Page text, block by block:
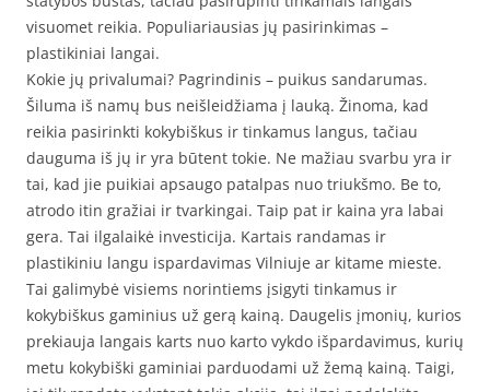
visuomet reikia. Populiariausias jų pasirinkimas –
plastikiniai langai.
Kokie jų privalumai? Pagrindinis – puikus sandarumas.
Šiluma iš namų bus neišleidžiama į lauką. Žinoma, kad
reikia pasirinkti kokybiškus ir tinkamus langus, tačiau
dauguma iš jų ir yra būtent tokie. Ne mažiau svarbu yra ir
tai, kad jie puikiai apsaugo patalpas nuo triukšmo. Be to,
atrodo itin gražiai ir tvarkingai. Taip pat ir kaina yra labai
gera. Tai ilgalaikė investicija. Kartais randamas ir
plastikiniu langu ispardavimas Vilniuje ar kitame mieste.
Tai galimybė visiems norintiems įsigyti tinkamus ir
kokybiškus gaminius už gerą kainą. Daugelis įmonių, kurios
prekiauja langais karts nuo karto vykdo išpardavimus, kurių
metu kokybiški gaminiai parduodami už žemą kainą. Taigi,